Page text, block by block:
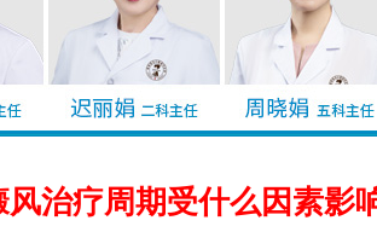
风治疗周期受什么因素影